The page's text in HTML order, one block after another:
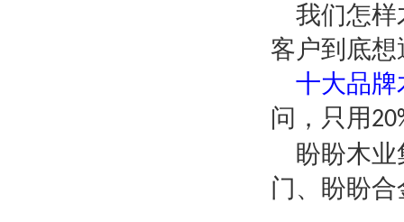
我们怎样
客户到底
十大品牌
问，只用
盼盼木
门、盼盼